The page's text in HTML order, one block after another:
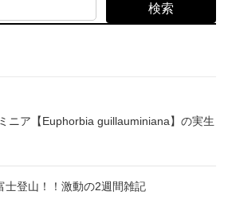
検索
ニア【Euphorbia guillauminiana】の実生
士登山！！激動の2週間雑記